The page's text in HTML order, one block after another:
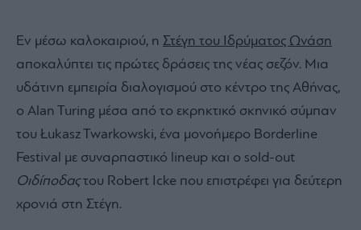
Εν μέσω καλοκαιριού, η Στέγη του Ιδρύματος Ωνάση
αποκαλύπτει τις πρώτες δράσεις της νέας σεζόν. Μια
υδάτινη εμπειρία διαλογισμού στο κέντρο της Αθήνας,
ο Alan Turing μέσα από το εκρηκτικό σκηνικό σύμπαν
του Łukasz Twarkowski, ένα μονοήμερο Borderline
Festival με συναρπαστικό lineup και ο sold-out
Οιδίποδαςτου Robert Icke που επιστρέφει για δεύτερη
χρονιά στη Στέγη.